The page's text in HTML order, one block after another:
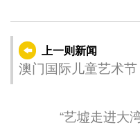
上一则新闻
澳门国际儿童艺术
“艺墟走进大